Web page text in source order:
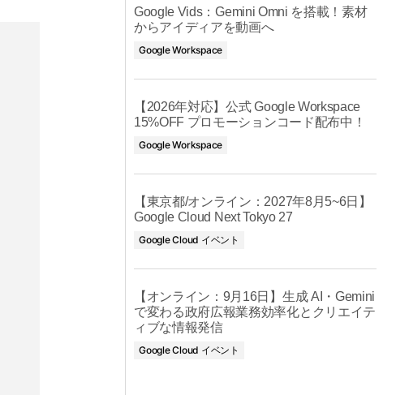
Google Vids：Gemini Omni を搭載！素材
からアイディアを動画へ
Google Workspace
【2026年対応】公式 Google Workspace
15%OFF プロモーションコード配布中！
Google Workspace
【東京都/オンライン：2027年8月5~6日】
Google Cloud Next Tokyo 27
Google Cloud イベント
【オンライン：9月16日】生成 AI・Gemini
で変わる政府広報業務効率化とクリエイテ
ィブな情報発信
Google Cloud イベント